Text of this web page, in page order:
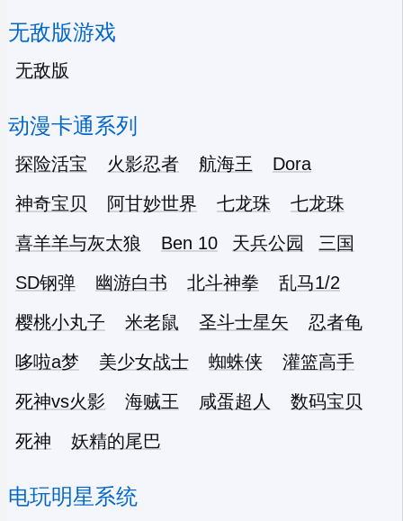
无敌版游戏
无敌版
动漫卡通系列
探险活宝 火影忍者 航海王
Dora
神奇宝贝
阿甘妙世界 七龙珠
七龙珠
喜羊羊与灰太狼
Ben 10 天兵公园
三国
SD钢弹
幽游白书 北斗神拳
乱马1/2
樱桃小丸子
米老鼠 圣斗士星矢
忍者龟
哆啦a梦
美少女战士 蜘蛛侠
灌篮高手
死神vs火影
海贼王 咸蛋超人
数码宝贝
死神
妖精的尾巴
电玩明星系统